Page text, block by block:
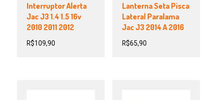
Interruptor Alerta
Jac J3 1.4 1.5 16v
2010 2011 2012
R$109,90
Lanterna Seta Pisca
Lateral Paralama
Jac J3 2014 A 2016
R$65,90